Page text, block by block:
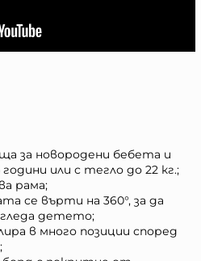
за новородени бебета и
или с тегло до 22 кг.;
рама;
се върти на 360°, за да
детето;
в много позиции според